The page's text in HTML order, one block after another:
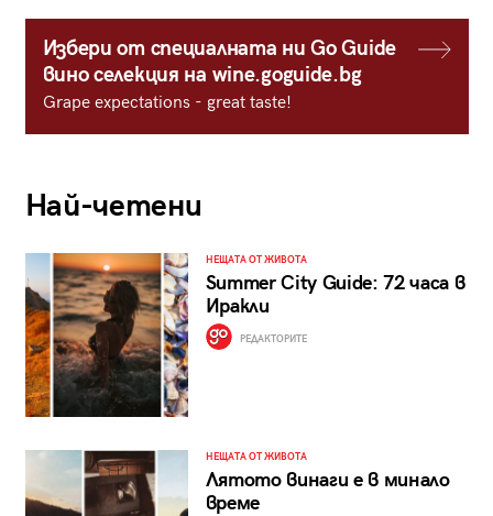
Избери от специалната ни Go Guide
вино селекция на wine.goguide.bg
Grape expectations - great taste!
Най-четени
НЕЩАТА ОТ ЖИВОТА
Summer City Guide: 72 часа в
Иракли
РЕДАКТОРИТЕ
НЕЩАТА ОТ ЖИВОТА
Лятото винаги е в минало
време